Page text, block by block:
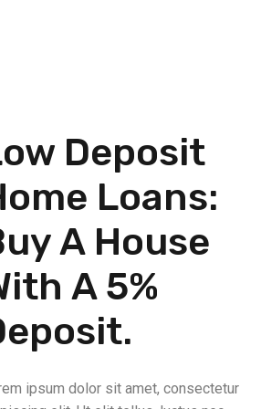
Deposit
Loans:
A House
A 5%
ipsum dolor sit amet, consectetur